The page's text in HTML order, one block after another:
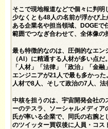
そこで現地報道などで個々に判明
少なくとも48人の名前が浮かび
ある企業名や担当領域、DOGEで
範囲でつなぎ合わせて、全体像の
最も特徴的なのは、圧倒的なエ
（AI）に精通する人材が多い点だ
「人材」「法律」「政治」「金
エンジニアが21人で最も多かっ
人材で8人、そして政治の7人、法
中核を担うのは、宇宙開発会社の
ーのテスラ、ソーシャルメディア
氏が率いる企業で、同氏の右腕
のツイッター買収後に人員・コス